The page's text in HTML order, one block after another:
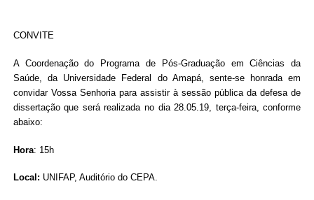
CONVITE
A Coordenação do Programa de Pós-Graduação em Ciências da
Saúde, da Universidade Federal do Amapá, sente-se honrada em
convidar Vossa Senhoria para assistir à sessão pública da defesa de
dissertação que será realizada no dia 28.05.19, terça-feira, conforme
abaixo:
Hora: 15h
Local: UNIFAP, Auditório do CEPA.